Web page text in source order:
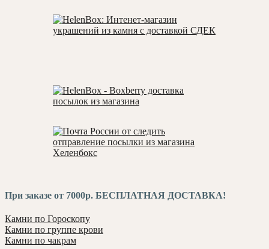
При заказе от 7000р. БЕСПЛАТНАЯ ДОСТАВКА!
Камни по Гороскопу
Камни по группе крови
Камни по чакрам